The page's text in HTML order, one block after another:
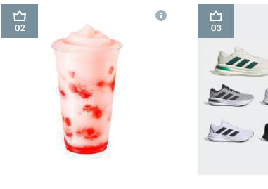
2
상
3